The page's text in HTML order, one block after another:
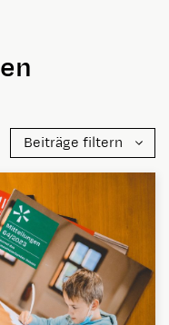
Beiträge filtern